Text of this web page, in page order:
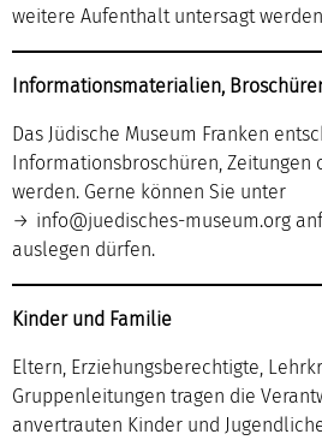
weitere Aufenthalt untersagt
Informationsmaterialien,
Das Jüdische Museum Franken
Informationsbroschüren, Zeitungen
werden. Gerne können Sie unter
info@juedisches-museum.org
auslegen dürfen.
Kinder und Familie
Eltern, Erziehungsberechtigte,
Gruppenleitungen tragen die
anvertrauten Kinder und